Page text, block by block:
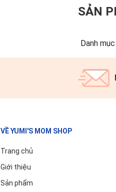
SẢN
Danh
VỀ YUMI'S MOM SHOP
Trang chủ
Giới thiệu
Sản phẩm